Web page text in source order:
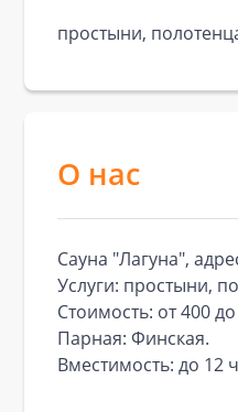
простыни,
О нас
Сауна "Лагуна",
Услуги: простыни,
Стоимость: от 400
Парная: Финская.
Вместимость: до 12